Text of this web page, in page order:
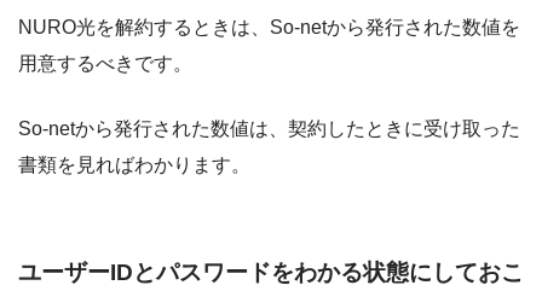
NURO光を解約するときは、So-netから発行された数値を
用意するべきです。
So-netから発行された数値は、契約したときに受け取った
書類を見ればわかります。
ユーザーIDとパスワードをわかる状態にしておこ